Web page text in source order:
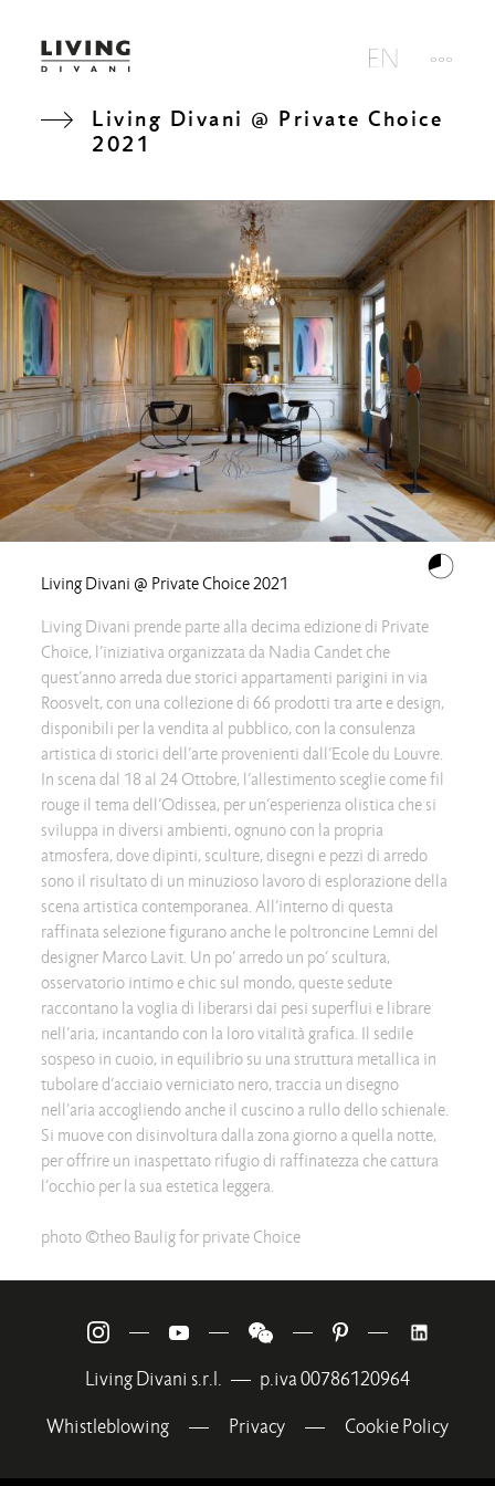
Living Divani @ Private Choice
2021
Living Divani @ Private Choice 2021
Living Divani prende parte alla decima edizione di Private
Choice, l’iniziativa organizzata da Nadia Candet che
quest’anno arreda due storici appartamenti parigini in via
Roosvelt, con una collezione di 66 prodotti tra arte e design,
disponibili per la vendita al pubblico, con la consulenza
artistica di storici dell’arte provenienti dall’Ecole du Louvre.
In scena dal 18 al 24 Ottobre, l’allestimento sceglie come fil
rouge il tema dell’Odissea, per un’esperienza olistica che si
sviluppa in diversi ambienti, ognuno con la propria
atmosfera, dove dipinti, sculture, disegni e pezzi di arredo
sono il risultato di un minuzioso lavoro di esplorazione della
scena artistica contemporanea. All’interno di questa
raffinata selezione figurano anche le poltroncine Lemni del
designer Marco Lavit. Un po’ arredo un po’ scultura,
osservatorio intimo e chic sul mondo, queste sedute
raccontano la voglia di liberarsi dai pesi superflui e librare
nell’aria, incantando con la loro vitalità grafica. Il sedile
sospeso in cuoio, in equilibrio su una struttura metallica in
tubolare d’acciaio verniciato nero, traccia un disegno
nell’aria accogliendo anche il cuscino a rullo dello schienale.
Si muove con disinvoltura dalla zona giorno a quella notte,
per offrire un inaspettato rifugio di raffinatezza che cattura
l’occhio per la sua estetica leggera.
photo ©theo Baulig for private Choice
Living Divani s.r.l. — p.iva 00786120964
Whistleblowing — Privacy — Cookie Policy
— — — —